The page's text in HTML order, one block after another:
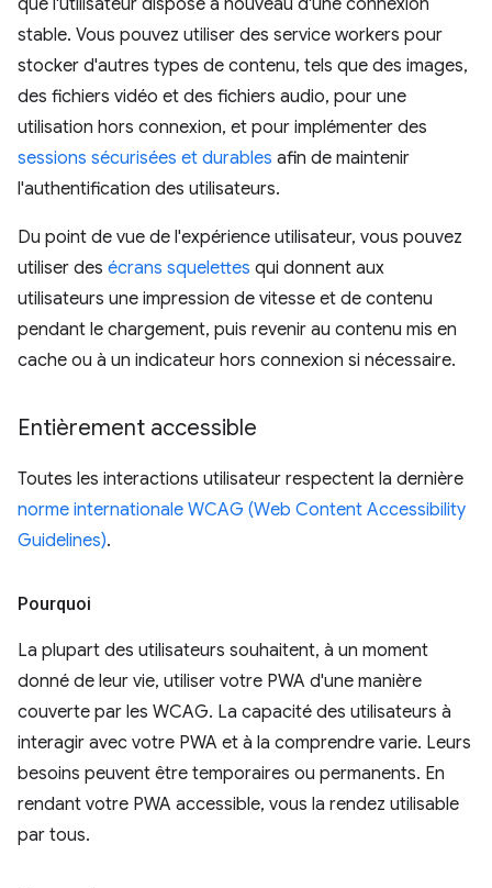
que l'utilisateur dispose à nouveau d'une connexion
stable. Vous pouvez utiliser des service workers pour
stocker d'autres types de contenu, tels que des images,
des fichiers vidéo et des fichiers audio, pour une
utilisation hors connexion, et pour implémenter des
sessions sécurisées et durables afin de maintenir
l'authentification des utilisateurs.
Du point de vue de l'expérience utilisateur, vous pouvez
utiliser des écrans squelettes qui donnent aux
utilisateurs une impression de vitesse et de contenu
pendant le chargement, puis revenir au contenu mis en
cache ou à un indicateur hors connexion si nécessaire.
Entièrement accessible
Toutes les interactions utilisateur respectent la dernière
norme internationale WCAG (Web Content Accessibility
Guidelines).
Pourquoi
La plupart des utilisateurs souhaitent, à un moment
donné de leur vie, utiliser votre PWA d'une manière
couverte par les WCAG. La capacité des utilisateurs à
interagir avec votre PWA et à la comprendre varie. Leurs
besoins peuvent être temporaires ou permanents. En
rendant votre PWA accessible, vous la rendez utilisable
par tous.